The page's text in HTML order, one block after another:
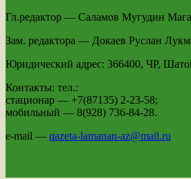
Гл.редактор — Саламов Мугудин
Зам. редактора — Докаев Руслан
Юридический адрес: 366400, ЧР,
Контакты: тел.:
стационар — +7(87135) 2-23-58;
мобильный — 8(928) 736-84-28.
e-mail — qazeta-lamanan-az@mail.ru